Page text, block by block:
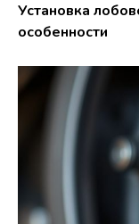
Установка
особенности